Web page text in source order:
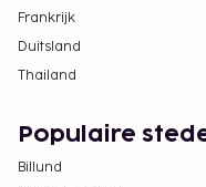
Frankrijk
Duitsland
Thailand
Populaire
Billund